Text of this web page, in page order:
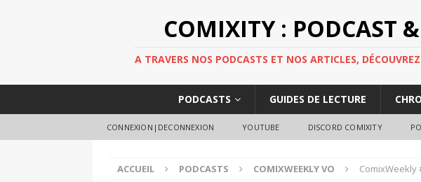
COMIXITY : PODCAST
A TRAVERS NOS PODCASTS ET NOS ARTICLES,
PODCASTS GUIDES DE LECTURE
CONNEXION|DECONNEXION YOUTUBE DISCORD COMIXITY
ACCUEIL PODCASTS COMIXWEEKLY VO ComixWeekly